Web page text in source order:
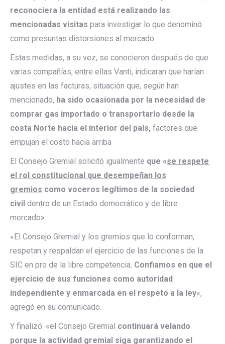
reconociera la entidad está realizando las
mencionadas visitas para investigar lo que denominó
como presuntas distorsiones al mercado.
Estas medidas, a su vez, se conocieron después de que
varias compañías, entre ellas Vanti, indicaran que harían
ajustes en las facturas, situación que, según han
mencionado, ha sido ocasionada por la necesidad de
comprar gas importado o transportarlo desde la
costa Norte hacia el interior del país, factores que
empujan el costo hacia arriba
El Consejo Gremial solicitó igualmente que «se respete
el rol constitucional que desempeñan los
gremios como voceros legítimos de la sociedad
civil dentro de un Estado democrático y de libre
mercado».
«El Consejo Gremial y los gremios que lo conforman,
respetan y respaldan el ejercicio de las funciones de la
SIC en pro de la libre competencia. Confiamos en que el
ejercicio de sus funciones como autoridad
independiente y enmarcada en el respeto a la ley«,
agregó en su comunicado.
Y finalizó: «el Consejo Gremial continuará velando
porque la actividad gremial siga garantizando el